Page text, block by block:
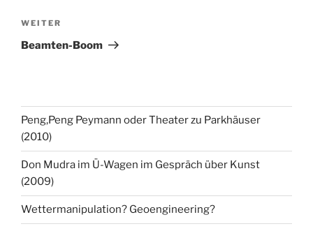
Nächster
Beitrag
WEITER
Beamten-Boom
Peng,Peng Peymann oder Theater zu Parkhäuser
(2010)
Don Mudra im Ü-Wagen im Gespräch über Kunst
(2009)
Wettermanipulation? Geoengineering?